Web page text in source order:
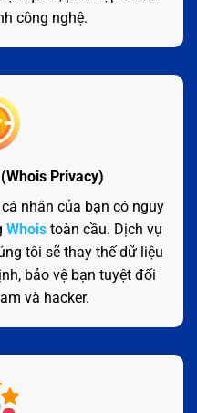
công nghệ.
Privacy)
nhân của bạn có nguy
Whoistoàn cầu. Dịch vụ
tôi sẽ thay thế dữ liệu
bảo vệ bạn tuyệt đối
và hacker.